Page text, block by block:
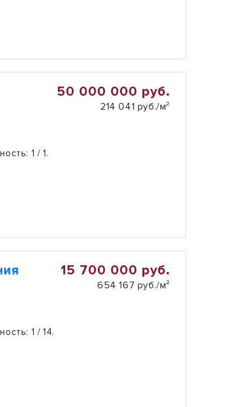
50 000 000 руб.
214 041 руб./м²
1 / 1.
15 700 000 руб.
654 167 руб./м²
1 / 14.